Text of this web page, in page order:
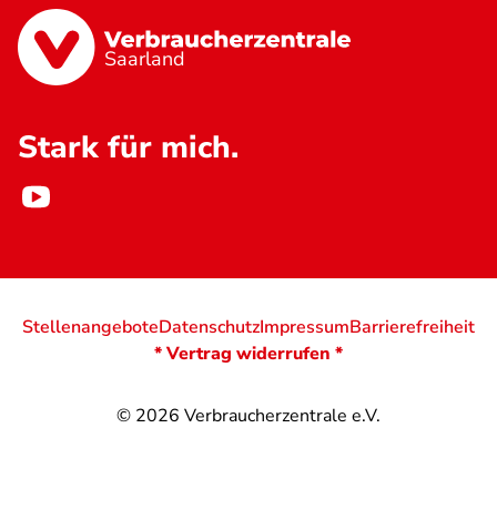
Saarland
Stark für mich.
© 2026 Verbraucherzentrale e.V.
StellenangeboteDatenschutzImpressumBarrierefreiheit
* Vertrag widerrufen *